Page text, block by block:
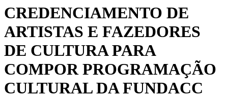
CREDENCIAMENTO DE
ARTISTAS E FAZEDORES
DE CULTURA PARA
COMPOR PROGRAMAÇÃO
CULTURAL DA FUNDACC